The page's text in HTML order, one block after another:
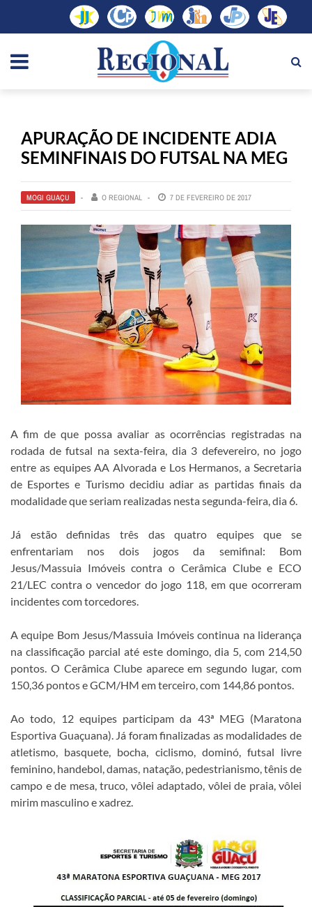
APURAÇÃO DE INCIDENTE ADIA
SEMINFINAIS DO FUTSAL NA MEG
MOGI GUAÇU O REGIONAL 7 DE FEVEREIRO DE 2017
A fim de que possa avaliar as ocorrências registradas na
rodada de futsal na sexta-feira, dia 3 defevereiro, no jogo
entre as equipes AA Alvorada e Los Hermanos, a Secretaria
de Esportes e Turismo decidiu adiar as partidas finais da
modalidade que seriam realizadas nesta segunda-feira, dia 6.
Já estão definidas três das quatro equipes que se
enfrentariam nos dois jogos da semifinal: Bom
Jesus/Massuia Imóveis contra o Cerâmica Clube e ECO
21/LEC contra o vencedor do jogo 118, em que ocorreram
incidentes com torcedores.
A equipe Bom Jesus/Massuia Imóveis continua na liderança
na classificação parcial até este domingo, dia 5, com 214,50
pontos. O Cerâmica Clube aparece em segundo lugar, com
150,36 pontos e GCM/HM em terceiro, com 144,86 pontos.
Ao todo, 12 equipes participam da 43ª MEG (Maratona
Esportiva Guaçuana). Já foram finalizadas as modalidades de
atletismo, basquete, bocha, ciclismo, dominó, futsal livre
feminino, handebol, damas, natação, pedestrianismo, tênis de
campo e de mesa, truco, vôlei adaptado, vôlei de praia, vôlei
mirim masculino e xadrez.